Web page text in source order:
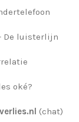
De luisterlijn
oké?
(chat)